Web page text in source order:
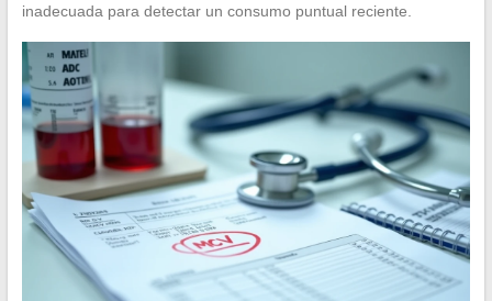
inadecuada para detectar un consumo puntual reciente.